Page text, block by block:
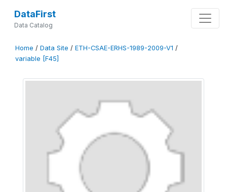
DataFirst
Data Catalog
Home / Data Site / ETH-CSAE-ERHS-1989-2009-V1 /
variable [F45]